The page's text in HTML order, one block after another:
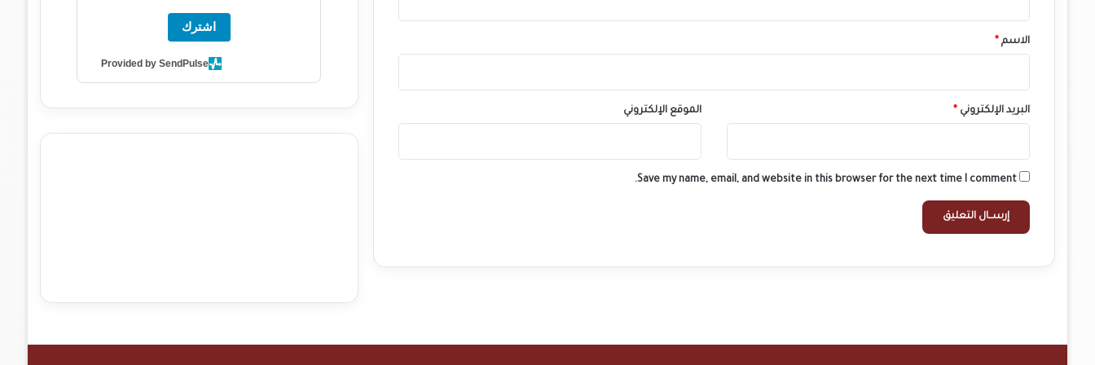
*
الاسم *
البريد الإلكتروني * الموقع الإلكتروني
Save my name, email, and website in this browser for the next time I comment.
اشترك
Provided by SendPulse